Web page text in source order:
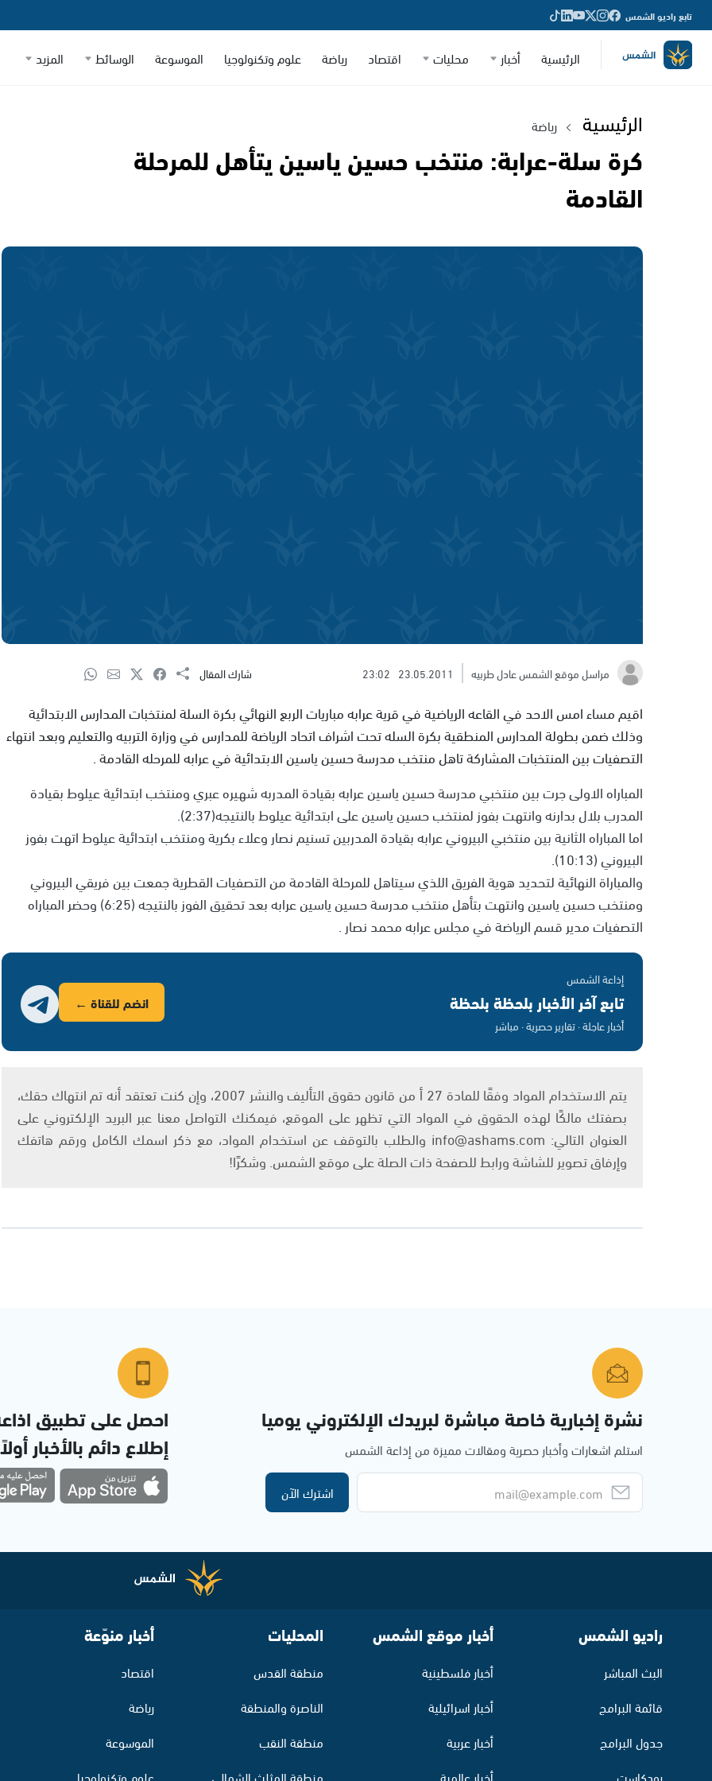
تابع راديو الشمس
الرئيسية أخبار محليات اقتصاد رياضة علوم وتكنولوجيا الموسوعة الوسائط المزيد
الرئيسية رياضة
كرة سلة-عرابة: منتخب حسين ياسين يتأهل للمرحلة
القادمة
مراسل موقع الشمس عادل طربيه 23.05.2011
23:02 شارك المقال
اقيم مساء امس الاحد في القاعه الرياضية في قرية عرابه مباريات الربع النهائي بكرة السلة لمنتخبات المدارس الابتدائية
وذلك ضمن بطولة المدارس المنطقية بكرة السله تحت اشراف اتحاد الرياضة للمدارس في وزارة التربيه والتعليم وبعد انتهاء
التصفيات بين المنتخبات المشاركة تاهل منتخب مدرسة حسين ياسين الابتدائية في عرابه للمرحله القادمة .
المباراه الاولى جرت بين منتخبي مدرسة حسين ياسين عرابه بقيادة المدربه شهيره عبري ومنتخب ابتدائية عيلوط بقيادة
المدرب بلال بدارنه وانتهت بفوز لمنتخب حسين ياسين على ابتدائية عيلوط بالنتيجه(2:37).
اما المباراه الثانية بين منتخبي البيروني عرابه بقيادة المدربين تسنيم نصار وعلاء بكرية ومنتخب ابتدائية عيلوط اتهت بفوز
البيروني (10:13).
والمباراة النهائية لتحديد هوية الفريق اللذي سيتاهل للمرحلة القادمة من التصفيات القطرية جمعت بين فريقي البيروني
ومنتخب حسين ياسين وانتهت بتأهل منتخب مدرسة حسين ياسين عرابه بعد تحقيق الفوز بالنتيجه (6:25) وحضر المباراه
التصفيات مدير قسم الرياضة في مجلس عرابه محمد نصار .
إذاعة الشمس
تابع آخر الأخبار بلحظة بلحظة
أخبار عاجلة · تقارير حصرية · مباشر
انضم للقناة ←
يتم الاستخدام المواد وفقًا للمادة 27 أ من قانون حقوق التأليف والنشر 2007، وإن كنت تعتقد أنه تم انتهاك حقك،
بصفتك مالكًا لهذه الحقوق في المواد التي تظهر على الموقع، فيمكنك التواصل معنا عبر البريد الإلكتروني على
العنوان التالي: info@ashams.com والطلب بالتوقف عن استخدام المواد، مع ذكر اسمك الكامل ورقم هاتفك
وإرفاق تصوير للشاشة ورابط للصفحة ذات الصلة على موقع الشمس. وشكرًا!
نشرة إخبارية خاصة مباشرة لبريدك الإلكتروني يوميا
استلم اشعارات وأخبار حصرية ومقالات مميزة من إذاعة الشمس
اشترك الآن
احصل على تطبيق
إطلاع دائم بالأخبار
راديو الشمس
البث المباشر
قائمة البرامج
جدول البرامج
أخبار موقع الشمس
أخبار فلسطينية
أخبار اسرائيلية
أخبار عربية
المحليات
منطقة القدس
الناصرة والمنطقة
منطقة النقب
أخبار منوّعة
اقتصاد
رياضة
الموسوعة